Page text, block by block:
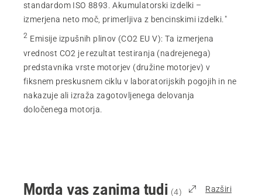
standardom ISO 8893. Akumulatorski izdelki –
izmerjena neto moč, primerljiva z bencinskimi izdelki."
2 Emisije izpušnih plinov (CO2 EU V): Ta izmerjena
vrednost CO2 je rezultat testiranja (nadrejenega)
predstavnika vrste motorjev (družine motorjev) v
fiksnem preskusnem ciklu v laboratorijskih pogojih in ne
nakazuje ali izraža zagotovljenega delovanja
določenega motorja.
Morda vas zanima tudi (4) Razširi